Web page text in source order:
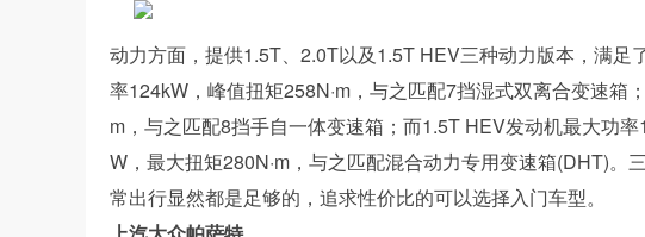
动力方面，提供1.5T、2.0T以及1.5T HEV三种动力版本，满
率124kW，峰值扭矩258N·m，与之匹配7挡湿式双离合变速箱
m，与之匹配8挡手自一体变速箱；而1.5T HEV发动机最大功
W，最大扭矩280N·m，与之匹配混合动力专用变速箱(DHT)。
常出行显然都是足够的，追求性价比的可以选择入门车型。